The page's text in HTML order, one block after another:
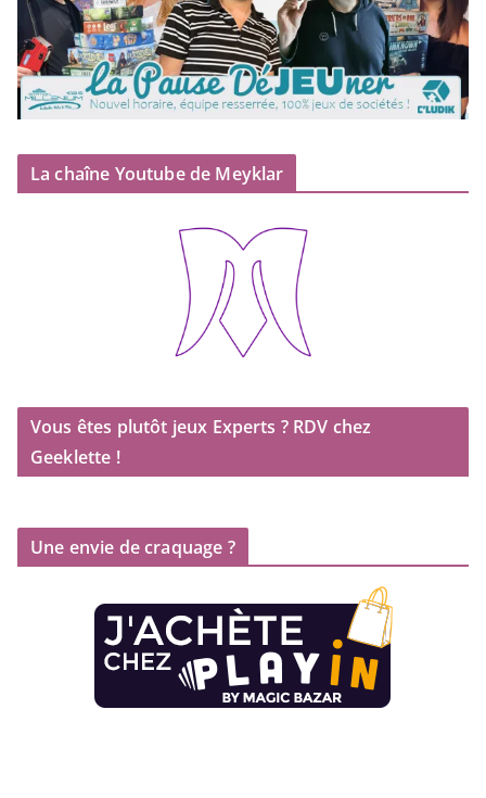
La chaîne Youtube de Meyklar
Vous êtes plutôt jeux Experts ? RDV chez
Geeklette !
Une envie de craquage ?